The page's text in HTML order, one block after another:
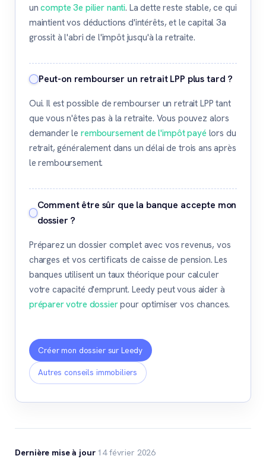
uncompte 3e pilier nanti. La dette reste stable, ce qui
maintient vos déductions d'intérêts, et le capital 3a
grossit à l'abri de l'impôt jusqu'à la retraite.
Peut-on rembourser un retrait LPP plus tard ?
Oui. Il est possible de rembourser un retrait LPP tant
que vous n'êtes pas à la retraite. Vous pouvez alors
demander leremboursement de l'impôt payélors du
retrait, généralement dans un délai de trois ans après
le remboursement.
Comment être sûr que la banque accepte mon
dossier ?
Préparez un dossier complet avec vos revenus, vos
charges et vos certificats de caisse de pension. Les
banques utilisent un taux théorique pour calculer
votre capacité d'emprunt. Leedy peut vous aider à
préparer votre dossierpour optimiser vos chances.
Créer mon dossier sur Leedy
Autres conseils immobiliers
Dernière mise à jour14 février 2026